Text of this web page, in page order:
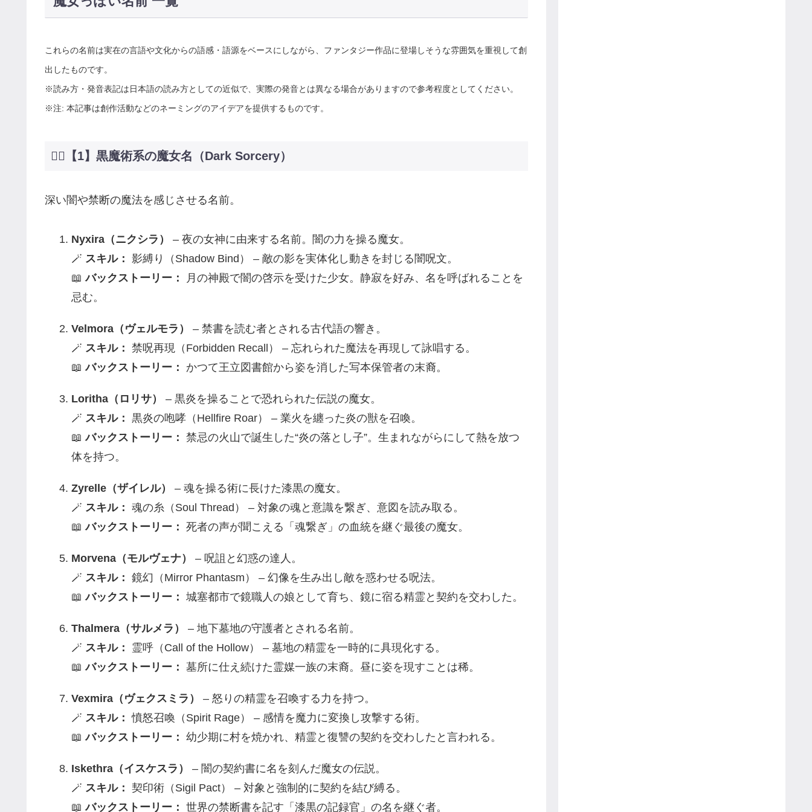
これらの名前は実在の言語や文化からの語感・語源をベースにしながら、ファンタジー作品に登場しそうな雰囲気を重視して創
出したものです。
※読み方・発音表記は日本語の読み方としての近似で、実際の発音とは異なる場合がありますので参考程度としてください。
※注: 本記事は創作活動などのネーミングのアイデアを提供するものです。
🧙‍♀️【1】黒魔術系の魔女名（Dark Sorcery）
深い闇や禁断の魔法を感じさせる名前。
Nyxira（ニクシラ）
– 夜の女神に由来する名前。闇の力を操る魔女。
🪄 スキル： 影縛り（Shadow Bind） – 敵の影を実体化し動きを封じる闇呪文。
📖バックストーリー：
月の神殿で闇の啓示を受けた少女。静寂を好み、名を呼ばれることを
忌む。
Velmora（ヴェルモラ）
– 禁書を読む者とされる古代語の響き。
🪄 スキル： 禁呪再現（Forbidden Recall） – 忘れられた魔法を再現して詠唱する。
📖バックストーリー： かつて王立図書館から姿を消した写本保管者の末裔。
Loritha（ロリサ）
– 黒炎を操ることで恐れられた伝説の魔女。
🪄 スキル： 黒炎の咆哮（Hellfire Roar） – 業火を纏った炎の獣を召喚。
📖バックストーリー： 禁忌の火山で誕生した“炎の落とし子”。生まれながらにして熱を放つ
体を持つ。
Zyrelle（ザイレル）
– 魂を操る術に長けた漆黒の魔女。
🪄 スキル： 魂の糸（Soul Thread） – 対象の魂と意識を繋ぎ、意図を読み取る。
📖バックストーリー： 死者の声が聞こえる「魂繋ぎ」の血統を継ぐ最後の魔女。
Morvena（モルヴェナ）
– 呪詛と幻惑の達人。
🪄 スキル： 鏡幻（Mirror Phantasm） – 幻像を生み出し敵を惑わせる呪法。
📖バックストーリー： 城塞都市で鏡職人の娘として育ち、鏡に宿る精霊と契約を交わした。
Thalmera（サルメラ）
– 地下墓地の守護者とされる名前。
🪄 スキル：
霊呼（Call of the Hollow） – 墓地の精霊を一時的に具現化する。
📖バックストーリー： 墓所に仕え続けた霊媒一族の末裔。昼に姿を現すことは稀。
Vexmira（ヴェクスミラ）
– 怒りの精霊を召喚する力を持つ。
🪄 スキル： 憤怒召喚（Spirit Rage） – 感情を魔力に変換し攻撃する術。
📖バックストーリー： 幼少期に村を焼かれ、精霊と復讐の契約を交わしたと言われる。
Iskethra（イスケスラ）
– 闇の契約書に名を刻んだ魔女の伝説。
🪄 スキル： 契印術（Sigil Pact） – 対象と強制的に契約を結び縛る。
📖バックストーリー： 世界の禁断書を記す「漆黒の記録官」の名を継ぐ者。